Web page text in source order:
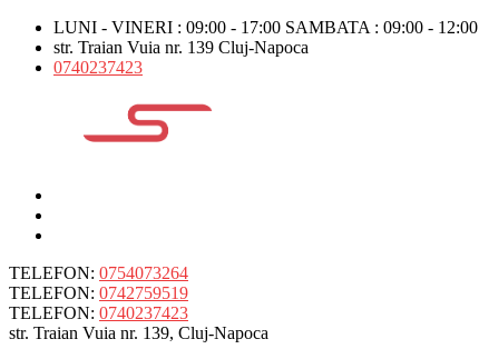
LUNI - VINERI : 09:00 - 17:00 SAMBATA : 09:00 - 12:00
str. Traian Vuia nr. 139 Cluj-Napoca
0740237423
TELEFON: 0754073264
TELEFON: 0742759519
TELEFON: 0740237423
str. Traian Vuia nr. 139, Cluj-Napoca